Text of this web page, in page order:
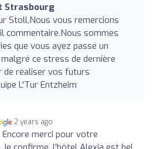
Strasbourg
Stoll,Nous vous remercions
commentaire.Nous sommes
que vous ayez passé un
ce stress de dernière
de réaliser vos futurs
L'Tur Entzheim
2 years ago
Encore merci pour votre